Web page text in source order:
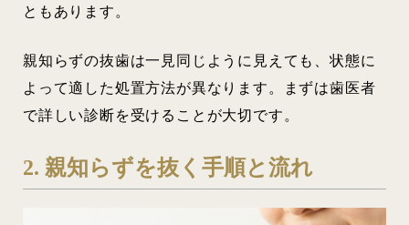
ともあります。
親知らずの抜歯は一見同じように見えても、状態に
よって適した処置方法が異なります。まずは歯医者
で詳しい診断を受けることが大切です。
2. 親知らずを抜く手順と流れ